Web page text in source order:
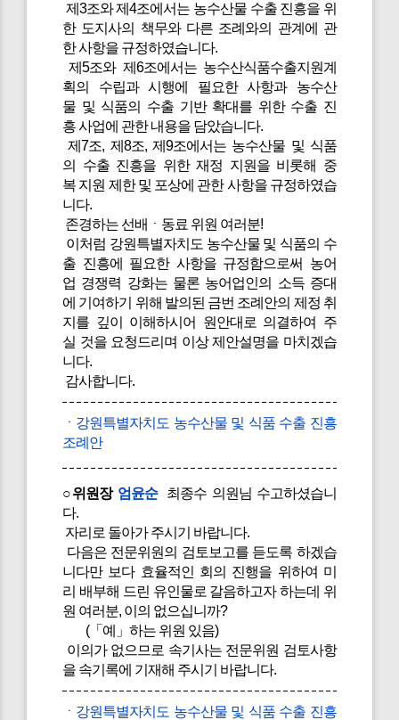
제3조와 제4조에서는 농수산물 수출 진흥을 위
한 도지사의 책무와 다른 조례와의 관계에 관
한 사항을 규정하였습니다.
제5조와 제6조에서는 농수산식품수출지원계
획의 수립과 시행에 필요한 사항과 농수산
물 및 식품의 수출 기반 확대를 위한 수출 진
흥 사업에 관한 내용을 담았습니다.
제7조, 제8조, 제9조에서는 농수산물 및 식품
의 수출 진흥을 위한 재정 지원을 비롯해 중
복 지원 제한 및 포상에 관한 사항을 규정하였습
니다.
존경하는 선배ㆍ동료 위원 여러분!
이처럼 강원특별자치도 농수산물 및 식품의 수
출 진흥에 필요한 사항을 규정함으로써 농어
업 경쟁력 강화는 물론 농어업인의 소득 증대
에 기여하기 위해 발의된 금번 조례안의 제정 취
지를 깊이 이해하시어 원안대로 의결하여 주
실 것을 요청드리며 이상 제안설명을 마치겠습
니다.
감사합니다.
ㆍ강원특별자치도 농수산물 및 식품 수출 진흥
조례안
○위원장 엄윤순최종수 의원님 수고하셨습니
다.
자리로 돌아가 주시기 바랍니다.
다음은 전문위원의 검토보고를 듣도록 하겠습
니다만 보다 효율적인 회의 진행을 위하여 미
리 배부해 드린 유인물로 갈음하고자 하는데 위
원 여러분, 이의 없으십니까?
(「예」하는 위원 있음)
이의가 없으므로 속기사는 전문위원 검토사항
을 속기록에 기재해 주시기 바랍니다.
ㆍ강원특별자치도 농수산물 및 식품 수출 진흥